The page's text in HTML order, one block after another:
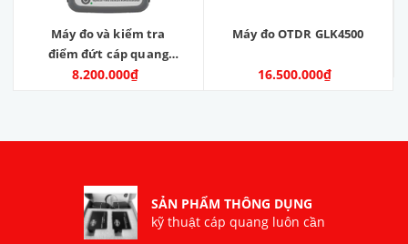
Máy đo và kiểm tra
điểm đứt cáp quang
OTDR. Model: OTDR-V9.
8.200.000₫
Máy đo OTDR GLK4500
16.500.000₫
SẢN PHẨM THÔNG DỤNG
kỹ thuật cáp quang luôn cần